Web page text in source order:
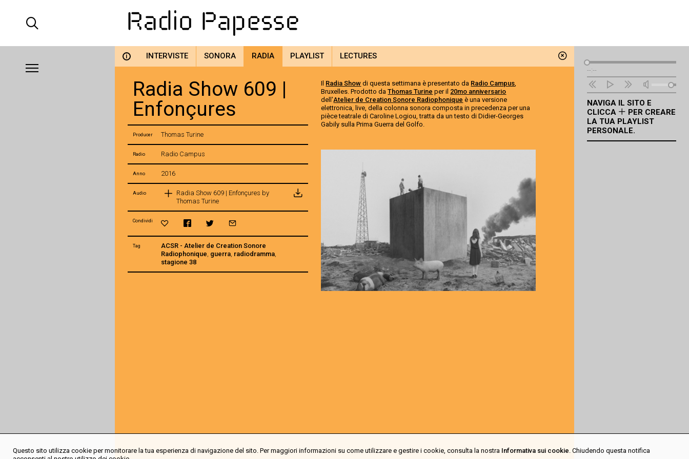
i INTERVISTE SONORA RADIA PLAYLIST LECTURES
Radia Show 609 |
Enfonçures
Producer Thomas Turine
Radio Radio Campus
Anno 2016
Audio
Radia Show 609 | Enfonçures by
Thomas Turine
Condividi
Tag
ACSR - Atelier de Creation Sonore
Radiophonique, guerra, radiodramma,
stagione 38
Il Radia Show di questa settimana è presentato da Radio Campus,
Bruxelles. Prodotto daThomas Turine per il 20mo anniversario
dell'Atelier de Creation Sonore Radiophonique è una versione
elettronica, live, della colonna sonora composta in precedenza per una
pièce teatrale di Caroline Logiou, tratta da un testo di Didier-Georges
Gabily sulla Prima Guerra del Golfo.
Lettore
Audio
--:--
NAVIGA IL SITO E
CLICCA
PER CREARE
LA TUA PLAYLIST
PERSONALE.
Questo sito utilizza cookie per monitorare la tua esperienza di navigazione del sito. Per maggiori informazioni su come utilizzare e gestire i cookie, consulta la nostra Informativa sui cookie. Chiudendo questa notifica